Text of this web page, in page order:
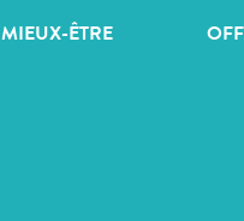
MIEUX-ÊTRE